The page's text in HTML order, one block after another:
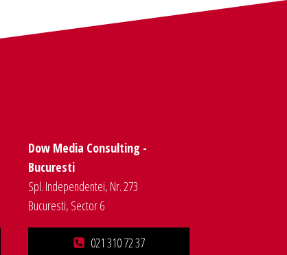
Dow Media Consulting -
Bucuresti
Spl. Independentei, Nr. 273
Bucuresti, Sector 6
021 310 72 37